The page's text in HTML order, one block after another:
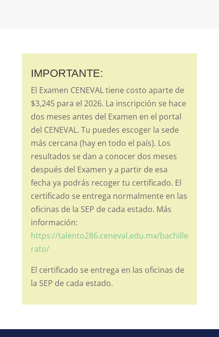
IMPORTANTE:
El Examen CENEVAL tiene costo aparte de
$3,245 para el 2026. La inscripción se hace
dos meses antes del Examen en el portal
del CENEVAL. Tu puedes escoger la sede
más cercana (hay en todo el país). Los
resultados se dan a conocer dos meses
después del Examen y a partir de esa
fecha ya podrás recoger tu certificado. El
certificado se entrega normalmente en las
oficinas de la SEP de cada estado. Más
información:
https://talento286.ceneval.edu.mx/bachille
rato/
El certificado se entrega en las oficinas de
la SEP de cada estado.